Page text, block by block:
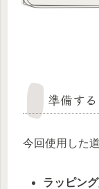
準備す
今回使用した
ラッピン